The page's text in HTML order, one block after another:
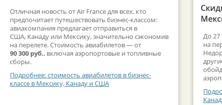
Отличная новость от Air France для всех, кто
предпочитает путешествовать бизнес-классом:
авиакомпания предлагает отправиться в
США, Канаду или Мексику, значительно сэкономив
на перелете. Стоимость авиабилетов — от
90 300 руб., включая аэропортовые и топливные
сборы.
Подробнее: стоимость авиабилетов в бизнес-
классе в Мексику, Канаду и США
До 27
на